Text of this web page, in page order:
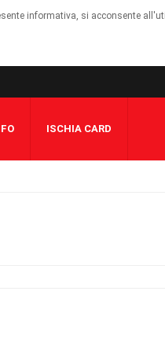
informativa, si acconsente
ISCHIA CARD